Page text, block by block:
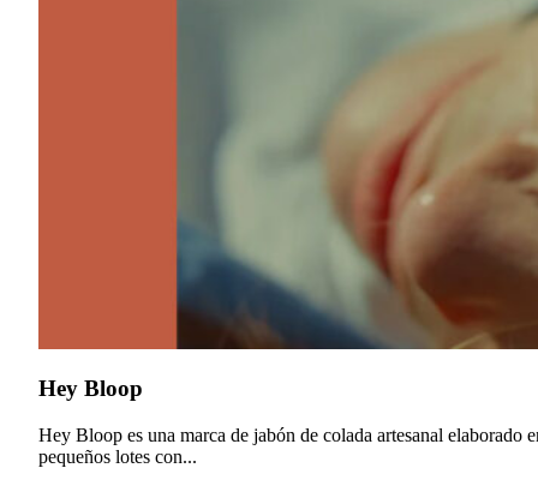
Hey Bloop
Hey Bloop es una marca de jabón de colada artesanal elaborado
pequeños lotes con...